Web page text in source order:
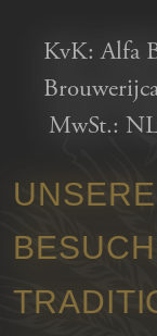
KvK: Alfa
MwSt.: